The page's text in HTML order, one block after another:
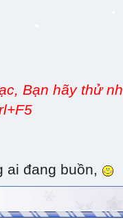
Bạn hãy thử
ai đang buồn,